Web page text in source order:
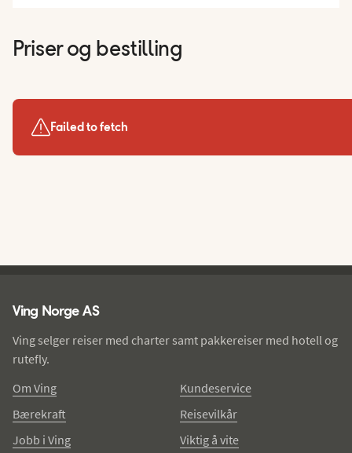
Priser og bestilling
Failed to fetch
Ving Norge AS
Ving selger reiser med charter samt pakkereiser med hotell og
rutefly.
Om Ving
Bærekraft
Jobb i Ving
Kundeservice
Reisevilkår
Viktig å vite